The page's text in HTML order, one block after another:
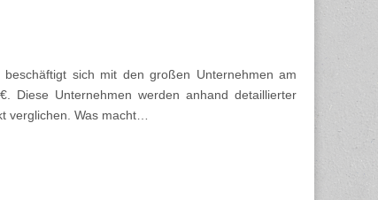
sich mit den großen Unternehmen am
Diese Unternehmen werden anhand detaillierter
verglichen. Was macht…